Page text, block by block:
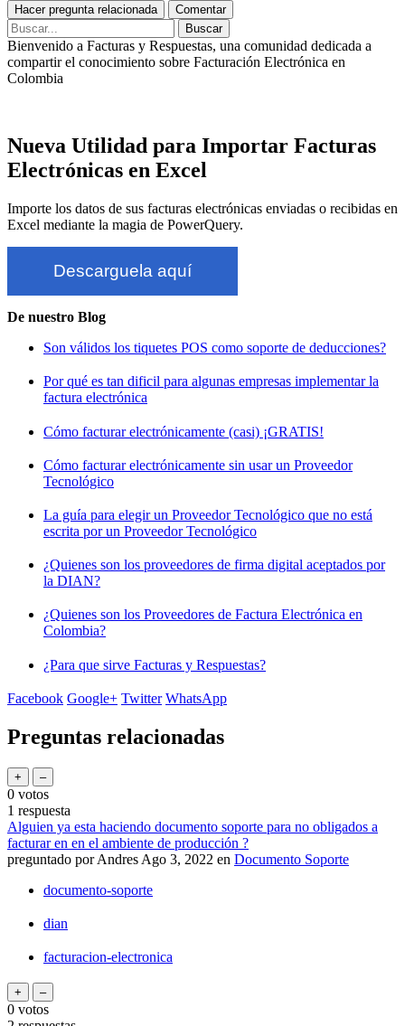
Bienvenido a Facturas y Respuestas, una comunidad dedicada a
compartir el conocimiento sobre Facturación Electrónica en
Colombia
Nueva Utilidad para Importar Facturas
Electrónicas en Excel
Importe los datos de sus facturas electrónicas enviadas o recibidas en
Excel mediante la magia de PowerQuery.
Descarguela aquí
De nuestro Blog
Son válidos los tiquetes POS como soporte de deducciones?
Por qué es tan dificil para algunas empresas implementar la
factura electrónica
Cómo facturar electrónicamente (casi) ¡GRATIS!
Cómo facturar electrónicamente sin usar un Proveedor
Tecnológico
La guía para elegir un Proveedor Tecnológico que no está
escrita por un Proveedor Tecnológico
¿Quienes son los proveedores de firma digital aceptados por
la DIAN?
¿Quienes son los Proveedores de Factura Electrónica en
Colombia?
¿Para que sirve Facturas y Respuestas?
Facebook Google+ Twitter WhatsApp
Preguntas relacionadas
0 votos
1 respuesta
Alguien ya esta haciendo documento soporte para no obligados a
facturar en en el ambiente de producción ?
preguntado porAndres Ago 3, 2022 en Documento Soporte
documento-soporte
dian
facturacion-electronica
0 votos